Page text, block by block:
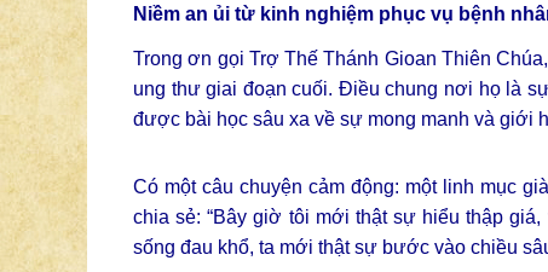
Niềm an ủi từ kinh nghiệm phục vụ bệnh
Trong ơn gọi Trợ Thế Thánh Gioan Thiên
ung thư giai đoạn cuối. Điều chung nơi họ là
được bài học sâu xa về sự mong manh và giới
Có một câu chuyện cảm động: một linh mục
chia sẻ: “Bây giờ tôi mới thật sự hiểu thập
sống đau khổ, ta mới thật sự bước vào chiều